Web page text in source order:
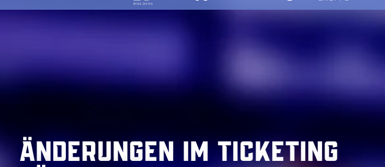
Änderungen im Ticketing